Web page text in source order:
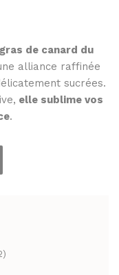
de canard du
alliance raffinée
sucrées.
elle sublime vos
.